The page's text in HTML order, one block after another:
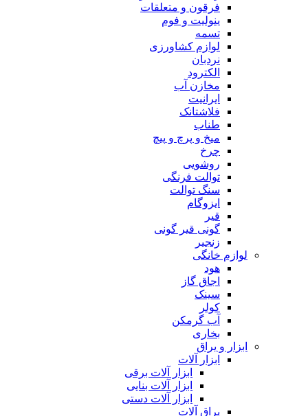
فرقون و متعلقات
ینولیت و فوم
تسمه
لوازم کشاورزی
نردبان
الکترود
مخازن آب
ایرانیت
فلاشتانک
طناب
میخ و پرچ و پیچ
چرخ
روشویی
توالت فرنگی
سنگ توالت
ایزوگام
قیر
گونی قیر گونی
زنجیر
لوازم خانگی
هود
اجاق گاز
سینک
کولر
آب گرمکن
بخاری
ابزار و یراق
ابزار آلات
ابزار آلات برقی
ابزار آلات بنایی
ابزار آلات دستی
یراق آلات